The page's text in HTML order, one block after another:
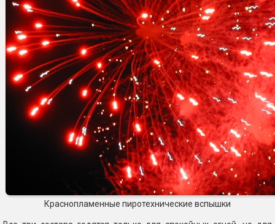
Краснопламенные пиротехнические вспышки